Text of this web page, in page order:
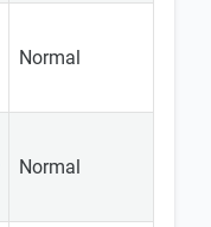
Normal
Normal